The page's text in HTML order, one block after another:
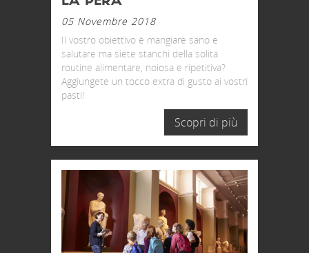
05 Novembre 2018
Il vostro obiettivo è mangiare sano e
salutare ma siete stanchi della solita
routine alimentare, noiosa e ripetitiva?
Aggiungete un tocco extra di gusto ai vostri
pasti!
Scopri di più